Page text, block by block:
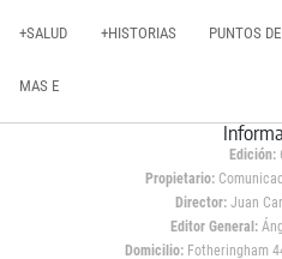
+SALUD +HISTORIAS PUNTOS
MAS E
Edición:
Propietario:
Director: Juan
Editor General:
Domicilio:Fotheringham